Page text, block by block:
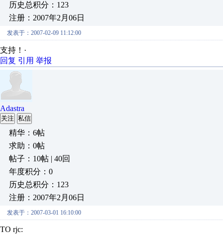
历史总积分：123
注册：2007年2月06日
发表于：2007-02-09 11:12:00
支持！·
回复 引用 举报
Adastra
关注 私信
精华：6帖
求助：0帖
帖子：10帖 | 40回
年度积分：0
历史总积分：123
注册：2007年2月06日
发表于：2007-03-01 16:10:00
TO rjc: